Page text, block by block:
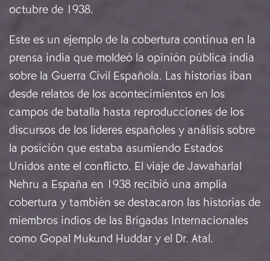
octubre de 1938.
Este es un ejemplo de la cobertura continua en la
prensa india que moldeó la opinión pública india
sobre la Guerra Civil Española. Las historias iban
desde relatos de los acontecimientos en los
campos de batalla hasta reproducciones de los
discursos de los líderes españoles y análisis sobre
la posición que estaba asumiendo Estados
Unidos ante el conflicto. El viaje de Jawaharlal
Nehru a España en 1938 recibió una amplia
cobertura y también se destacaron las historias de
miembros indios de las Brigadas Internacionales
como Gopal Mukund Huddar y el Dr. Atal.